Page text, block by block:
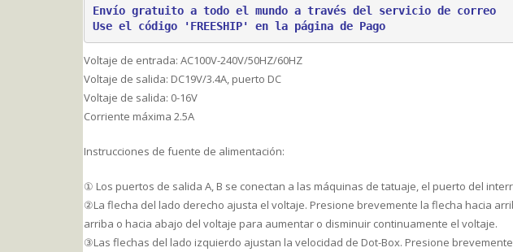
Envío gratuito a todo el mundo a través del servicio de correo
Use el código 'FREESHIP' en la página de Pago
Voltaje de entrada: AC100V-240V/50HZ/60HZ
Voltaje de salida: DC19V/3.4A, puerto DC
Voltaje de salida: 0-16V
Corriente máxima 2.5A
Instrucciones de fuente de alimentación:
① Los puertos de salida A, B se conectan a las máquinas de tatuaje, el puerto del
②La flecha del lado derecho ajusta el voltaje. Presione brevemente la flecha hacia
arriba o hacia abajo del voltaje para aumentar o disminuir continuamente el voltaje.
③Las flechas del lado izquierdo ajustan la velocidad de Dot-Box. Presione